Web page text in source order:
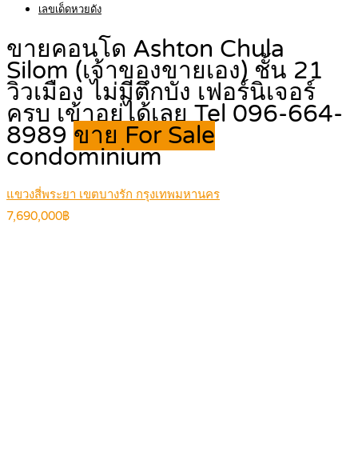
เลขเด็ดหวยดัง
ขายคอนโด Ashton Chula
Silom (เจ้าของขายเอง) ชั้น 21
วิวเมือง ไม่มีตึกบัง เฟอร์นิเจอร์
ครบ เข้าอยู่ได้เลย Tel 096-664-
8989 ขาย For Sale
condominium
แขวงสี่พระยา เขตบางรัก กรุงเทพมหานคร
7,690,000฿